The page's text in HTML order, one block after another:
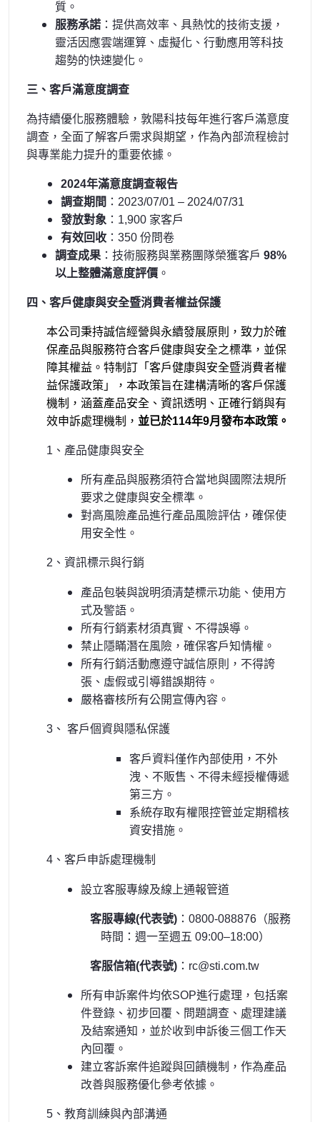
質。
服務承諾 ：提供高效率、具熱忱的技術支援，
靈活因應雲端運算、虛擬化、行動應用等科技
趨勢的快速變化。
三、客戶滿意度調查
為持續優化服務體驗，敦陽科技每年進行客戶滿意度
調查，全面了解客戶需求與期望，作為內部流程檢討
與專業能力提升的重要依據。
2024年滿意度調查報告
調查期間 ：2023/07/01 – 2024/07/31
發放對象 ：1,900 家客戶
有效回收 ：350 份問卷
調查成果 ：技術服務與業務團隊榮獲客戶 98%
以上整體滿意度評價 。
四、客戶健康與安全暨消費者權益保護
本公司秉持誠信經營與永續發展原則，致力於確
保產品與服務符合客戶健康與安全之標準，並保
障其權益。特制訂「客戶健康與安全暨消費者權
益保護政策」，本政策旨在建構清晰的客戶保護
機制，涵蓋產品安全、資訊透明、正確行銷與有
效申訴處理機制， 並已於114年9月發布本政策。
1 、產品健康與安全
所有產品與服務須符合當地與國際法規所
要求之健康與安全標準。
對高風險產品進行產品風險評估，確保使
用安全性。
2 、資訊標示與行銷
產品包裝與說明須清楚標示功能、使用方
式及警語。
所有行銷素材須真實、不得誤導。
禁止隱瞞潛在風險，確保客戶知情權。
所有行銷活動應遵守誠信原則，不得誇
張、虛假或引導錯誤期待。
嚴格審核所有公開宣傳內容。
3 、 客戶個資與隱私保護
客戶資料僅作內部使用，不外
洩、不販售、不得未經授權傳遞
第三方。
系統存取有權限控管並定期稽核
資安措施。
4 、客戶申訴處理機制
設立客服專線及線上通報管道
客服專線(代表號) ：0800-088876（服務
時間：週一至週五 09:00–18:00）
客服信箱(代表號) ：rc@sti.com.tw
所有申訴案件均依SOP進行處理，包括案
件登錄、初步回覆、問題調查、處理建議
及結案通知，並於收到申訴後三個工作天
內回覆。
建立客訴案件追蹤與回饋機制，作為產品
改善與服務優化參考依據。
5 、教育訓練與內部溝通